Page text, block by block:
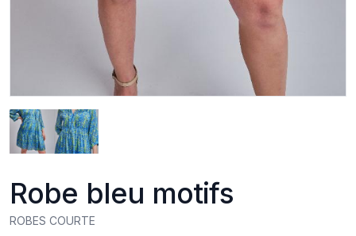
Robe bleu motifs
ROBES COURTE